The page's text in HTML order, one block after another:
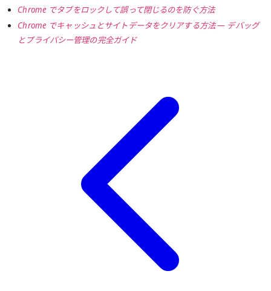
Chrome でタブをロックして誤って閉じるのを防ぐ方法
Chrome でキャッシュとサイトデータをクリアする方法 — デバッグ
とプライバシー管理の完全ガイド